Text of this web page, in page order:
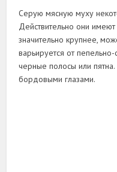
Серую мясную муху
Действительно они
значительно крупнее,
варьируется от
черные полосы или
бордовыми глазами.